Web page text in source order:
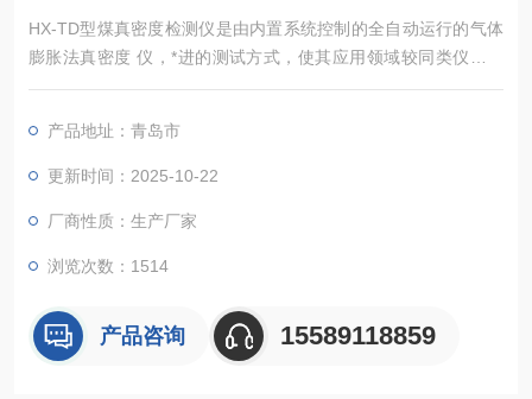
HX-TD型煤真密度检测仪是由内置系统控制的全自动运行的气体
膨胀法真密度 仪，*进的测试方式，使其应用领域较同类仪器更
广，能准确测定粉体、块状固体、浆状物质、泡沫等多种材料的
究机构、企业的材料分析检测实验室，为食品安全、新能源、新
材料、环保 、矿产等行业的材料检测提供重要的科学依据。
产品地址：青岛市
更新时间：2025-10-22
厂商性质：生产厂家
浏览次数：1514
产品咨询 15589118859